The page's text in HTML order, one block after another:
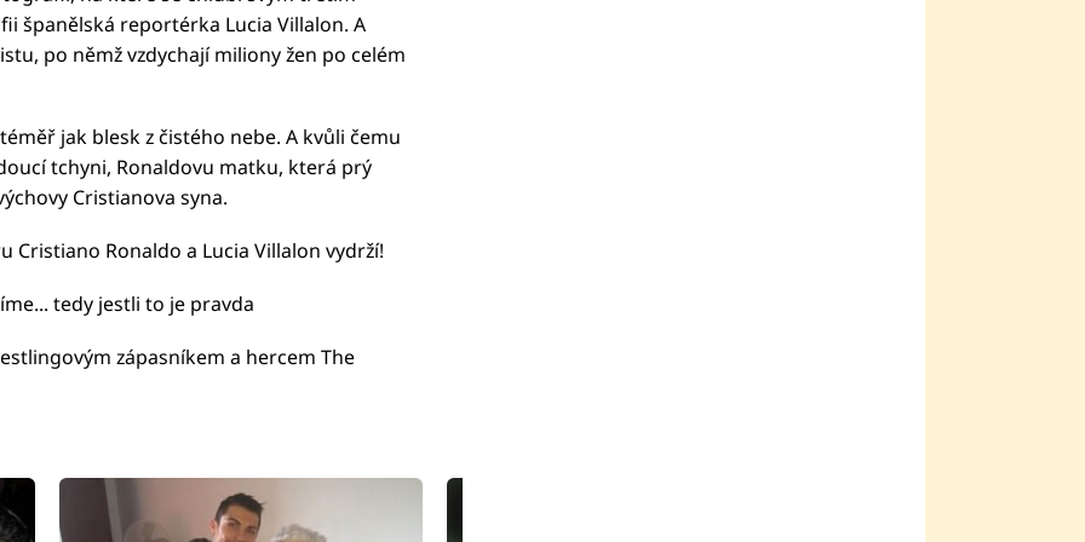
španělská reportérka Lucia Villalon. A
po němž vzdychají miliony žen po celém
jak blesk z čistého nebe. A kvůli čemu
tchyni, Ronaldovu matku, která prý
Cristianova syna.
Ronaldo a Lucia Villalon vydrží!
tedy jestli to je pravda
zápasníkem a hercem The